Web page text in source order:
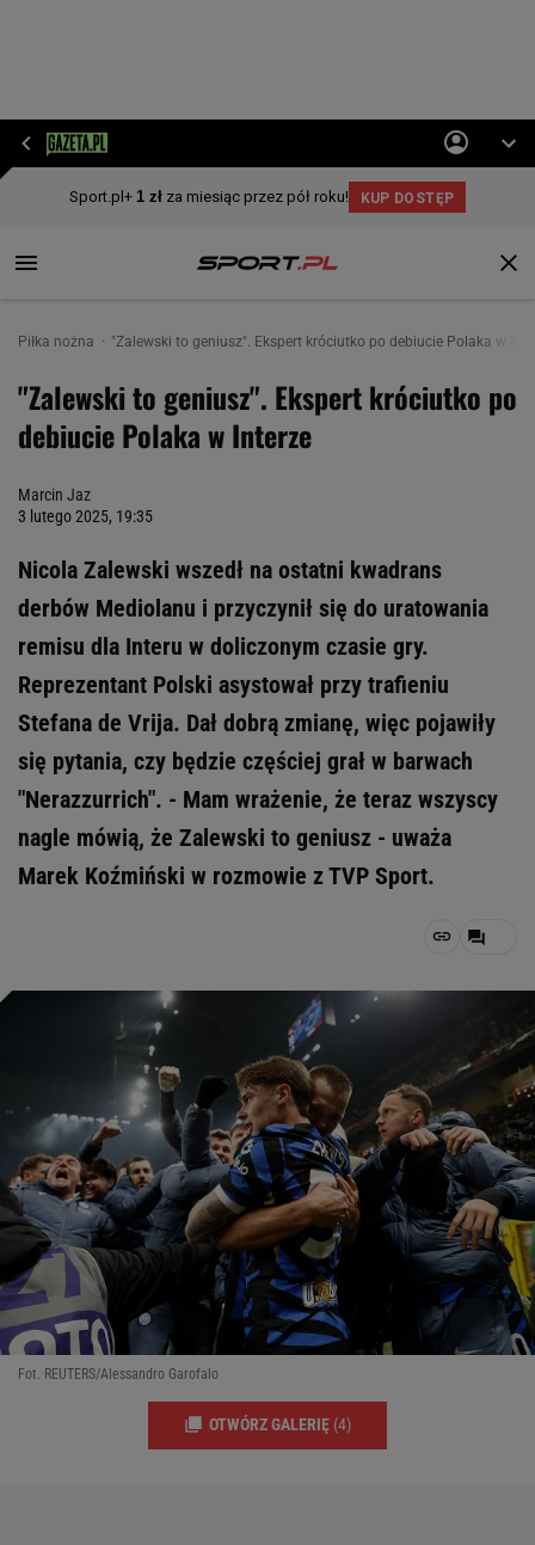
Piłka nożna "Zalewski to geniusz". Ekspert króciutko po debiucie Polaka w
"Zalewski to geniusz". Ekspert króciutko po
debiucie Polaka w Interze
Marcin Jaz
3 lutego 2025, 19:35
Nicola Zalewski wszedł na ostatni kwadrans
derbów Mediolanu i przyczynił się do uratowania
remisu dla Interu w doliczonym czasie gry.
Reprezentant Polski asystował przy trafieniu
Stefana de Vrija. Dał dobrą zmianę, więc pojawiły
się pytania, czy będzie częściej grał w barwach
"Nerazzurrich". - Mam wrażenie, że teraz wszyscy
nagle mówią, że Zalewski to geniusz - uważa
Marek Koźmiński w rozmowie z TVP Sport.
Fot. REUTERS/Alessandro Garofalo
OTWÓRZ GALERIĘ (4)